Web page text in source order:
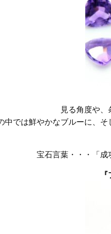
見る角度や、
中では鮮やかなブルーに、
宝石言葉・・・「